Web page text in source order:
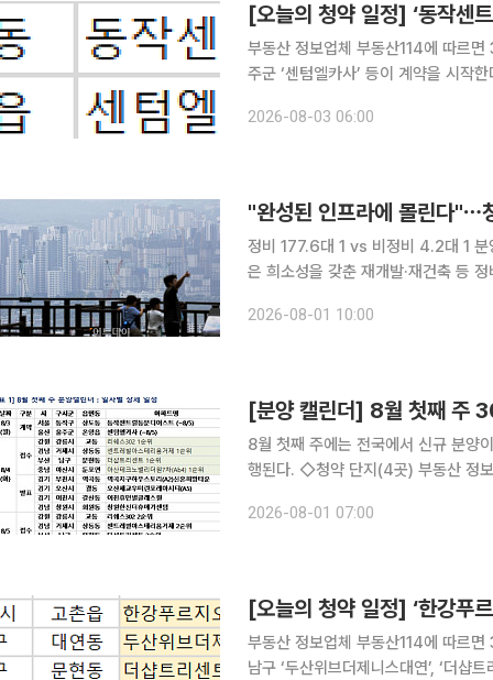
[오늘의 청약 일정] ‘동작센
부동산 정보업체 부동산114에 따르면
주군 ‘센텀엘카사’ 등이 계약을 시작한
2026-08-03 06:00
"완성된 인프라에 몰린다"⋯
정비 177.6대 1 vs 비정비 4.2대 1 분양 시장의 극심한 양극화 속에서도 완성된 생활 인프라와 높
은 희소성을 갖춘 재개발·재건축 등
질 전망이다. 1일 부동산114에
2026-08-01 10:00
[분양 캘린더] 8월 첫째 주
8월 첫째 주에는 전국에서 신규 분양
행된다. ◇청약 단지(4곳) 부동산 정보업체 부동산114에 따르면 8월 첫째 주에는 4개 단지 총
시 ‘센트레빌아스테리움거제’, 부산 남
2026-08-01 07:00
[오늘의 청약 일정] ‘한강푸
부동산 정보업체 부동산114에 따르면
남구 ‘두산위브더제니스대연’, ‘더샵트리센트’ 등